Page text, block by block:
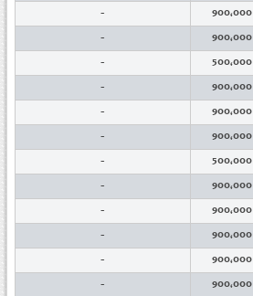
900,000
-
900,000
-
500,000
-
900,000
-
900,000
-
900,000
-
500,000
-
900,000
-
900,000
-
900,000
-
900,000
-
900,000
-